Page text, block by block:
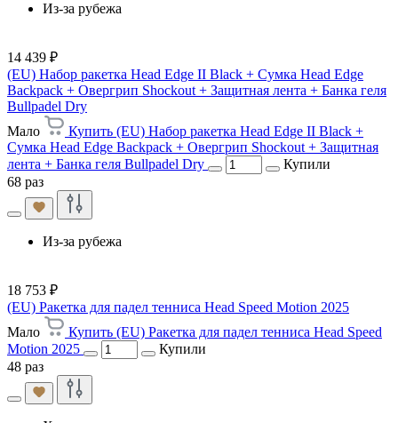
Из-за рубежа
14 439 ₽
(EU) Набор ракетка Head Edge II Black + Сумка Head Edge
Backpack + Овергрип Shockout + Защитная лента + Банка геля
Bullpadel Dry
Мало
Купить (EU) Набор ракетка Head Edge II Black +
Сумка Head Edge Backpack + Овергрип Shockout + Защитная
лента + Банка геля Bullpadel Dry
Купили
68 раз
Из-за рубежа
18 753 ₽
(EU) Ракетка для падел тенниса Head Speed Motion 2025
Мало
Купить (EU) Ракетка для падел тенниса Head Speed
Motion 2025
Купили
48 раз